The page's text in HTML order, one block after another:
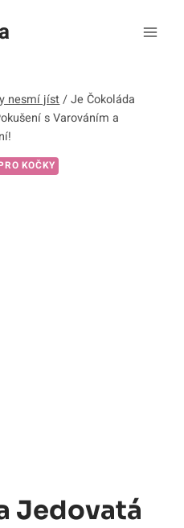
nesmí jíst / Je Čokoláda
s Varováním a
KOČKY
Jedovatá